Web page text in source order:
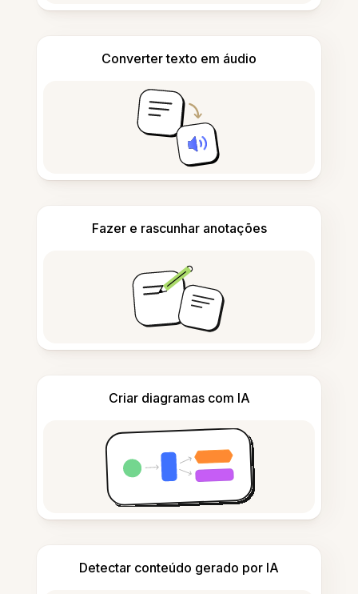
Converter texto em áudio
Fazer e rascunhar anotações
Criar diagramas com IA
Detectar conteúdo gerado por IA